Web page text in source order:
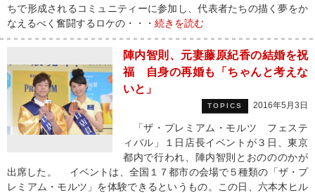
ちで形成されるコミュニティーに参加し、代表者たちの描く夢をか
なえるべく奮闘するロケの・・・ 続きを読む
陣内智則、元妻藤原紀香の結婚を祝
福 自身の再婚も「ちゃんと考えな
いと」
TOPICS 2016年5月3日
「ザ・プレミアム・モルツ フェステ
ィバル」１日店長イベントが３日、東京
都内で行われ、陣内智則とおのののかが
出席した。 イベントは、全国１７都市の会場で５種類の「ザ・プ
レミアム・モルツ」を体験できるというもの。この日、六本木ヒル